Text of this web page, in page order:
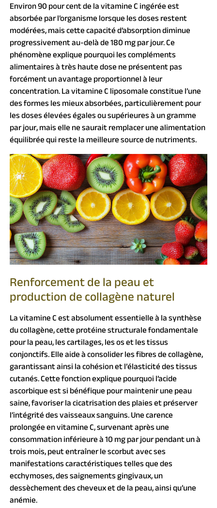
Environ 90 pour cent de la vitamine C ingérée est
absorbée par l’organisme lorsque les doses restent
modérées, mais cette capacité d’absorption diminue
progressivement au-delà de 180 mg par jour. Ce
phénomène explique pourquoi les compléments
alimentaires à très haute dose ne présentent pas
forcément un avantage proportionnel à leur
concentration. La vitamine C liposomale constitue l’une
des formes les mieux absorbées, particulièrement pour
les doses élevées égales ou supérieures à un gramme
par jour, mais elle ne saurait remplacer une alimentation
équilibrée qui reste la meilleure source de nutriments.
Renforcement de la peau et
production de collagène naturel
La vitamine C est absolument essentielle à la synthèse
du collagène, cette protéine structurale fondamentale
pour la peau, les cartilages, les os et les tissus
conjonctifs. Elle aide à consolider les fibres de collagène,
garantissant ainsi la cohésion et l’élasticité des tissus
cutanés. Cette fonction explique pourquoi l’acide
ascorbique est si bénéfique pour maintenir une peau
saine, favoriser la cicatrisation des plaies et préserver
l’intégrité des vaisseaux sanguins. Une carence
prolongée en vitamine C, survenant après une
consommation inférieure à 10 mg par jour pendant un à
trois mois, peut entraîner le scorbut avec ses
manifestations caractéristiques telles que des
ecchymoses, des saignements gingivaux, un
dessèchement des cheveux et de la peau, ainsi qu’une
anémie.